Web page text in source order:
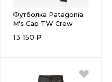
Футболка Patagonia
M's Cap TW Crew
13 150 ₽